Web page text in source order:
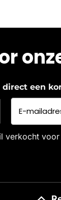
een
verkocht